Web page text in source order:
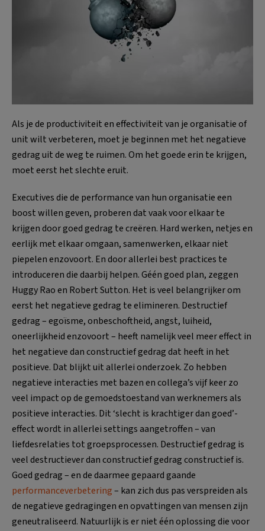
Als je de productiviteit en effectiviteit van je organisatie of
unit wilt verbeteren, moet je beginnen met het negatieve
gedrag uit de weg te ruimen. Om het goede erin te krijgen,
moet eerst het slechte eruit.
Executives die de performance van hun organisatie een
boost willen geven, proberen dat vaak voor elkaar te
krijgen door goed gedrag te creëren. Hard werken, netjes en
eerlijk met elkaar omgaan, samenwerken, elkaar niet
piepelen enzovoort. En door allerlei best practices te
introduceren die daarbij helpen. Géén goed plan, zeggen
Huggy Rao en Robert Sutton. Het is veel belangrijker om
eerst het negatieve gedrag te elimineren. Destructief
gedrag – egoïsme, onbeschoftheid, angst, luiheid,
oneerlijkheid enzovoort – heeft namelijk veel meer effect in
het negatieve dan constructief gedrag dat heeft in het
positieve. Dat blijkt uit allerlei onderzoek. Zo hebben
negatieve interacties met bazen en collega’s vijf keer zo
veel impact op de gemoedstoestand van werknemers als
positieve interacties. Dit ‘slecht is krachtiger dan goed’-
effect wordt in allerlei settings aangetroffen – van
liefdesrelaties tot groepsprocessen. Destructief gedrag is
veel destructiever dan constructief gedrag constructief is.
Goed gedrag – en de daarmee gepaard gaande
performanceverbetering– kan zich dus pas verspreiden als
de negatieve gedragingen en opvattingen van mensen zijn
geneutraliseerd. Natuurlijk is er niet één oplossing die voor